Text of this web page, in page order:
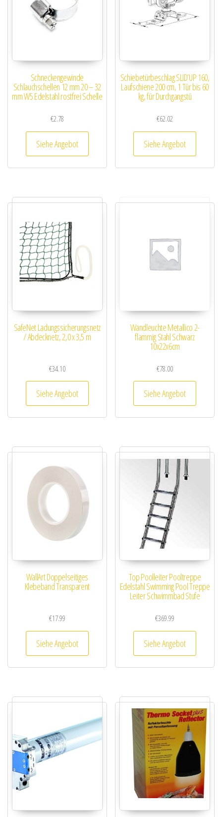
Schneckengewinde
Schlauchschellen 12 mm 20 – 32
mm W5 Edelstahl rostfrei Schelle
€2.78
Siehe Angebot
Schiebetürbeschlag SLID’UP 160,
Laufschiene 200 cm, 1 Tür bis 60
kg, für Durchgangstü
€62.02
Siehe Angebot
SafeNet Ladungssicherungsnetz
/ Abdecknetz, 2,0 x 3,5 m
€34.10
Siehe Angebot
Wandleuchte Metallico 2-
flammig Stahl Schwarz
10x22x6cm
€78.00
Siehe Angebot
WallArt Doppelseitiges
Klebeband Transparent
€17.99
Siehe Angebot
Top Poolleiter Pooltreppe
Edelstahl Swimming Pool Treppe
Leiter Schwimmbad Stufe
€369.99
Siehe Angebot